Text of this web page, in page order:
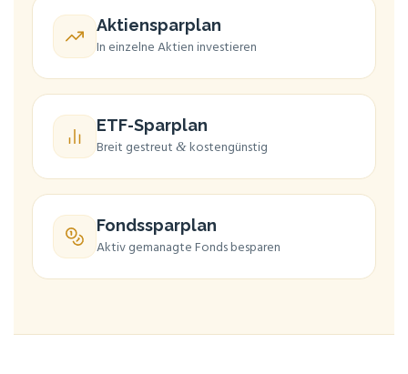
Akti­en­spar­plan
In ein­zel­ne Akti­en investieren
ETF-Spar­plan
Breit gestreut &kostengünstig
Fonds­spar­plan
Aktiv gema­nag­te Fonds besparen